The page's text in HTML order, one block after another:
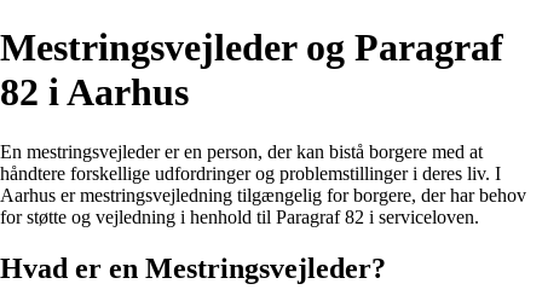
Mestringsvejleder og Paragraf
82 i Aarhus
En mestringsvejleder er en person, der kan bistå borgere med at
håndtere forskellige udfordringer og problemstillinger i deres liv. I
Aarhus er mestringsvejledning tilgængelig for borgere, der har behov
for støtte og vejledning i henhold til Paragraf 82 i serviceloven.
Hvad er en Mestringsvejleder?